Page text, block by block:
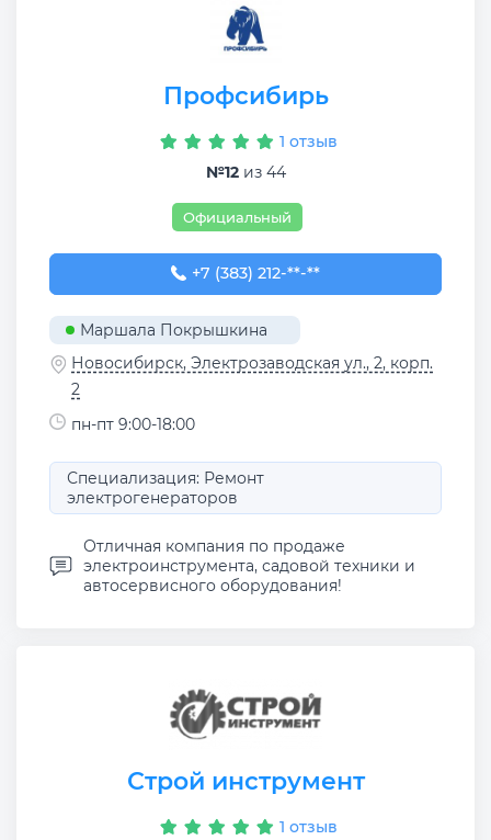
Профсибирь
1 отзыв
№12из 44
Официальный
+7 (383) 212-99-99
+7 (383) 212-**-**
Маршала Покрышкина
Новосибирск, Электрозаводская ул., 2, корп.
2
пн-пт 9:00-18:00
Специализация: Ремонт
электрогенераторов
Отличная компания по продаже
электроинструмента, садовой техники и
автосервисного оборудования!
Строй инструмент
1 отзыв